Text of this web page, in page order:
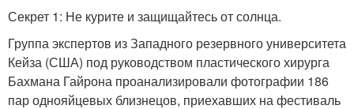
Секрет 1: Не курите и защищайтесь от солнца.
Группа экспертов из Западного резервного университета
Кейза (США) под руководством пластического хирурга
Бахмана Гайрона проанализировали фотографии 186
пар однояйцевых близнецов, приехавших на фестиваль